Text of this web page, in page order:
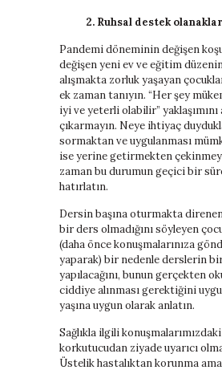
2. Ruhsal destek
Pandemi döneminin değişen
değişen yeni ev ve eğitim
alışmakta zorluk yaşayan
ek zaman tanıyın. “Her şey
iyi ve yeterli olabilir” yaklaşımını
çıkarmayın. Neye ihtiyaç
sormaktan ve uygulanması
ise yerine getirmekten
zaman bu durumun geçici bir
hatırlatın.
Dersin başına oturmakta
bir ders olmadığını söyleyen
(daha önce konuşmalarınıza
yaparak) bir nedenle derslerin
yapılacağını, bunun gerçekten
ciddiye alınması gerektiğini
yaşına uygun olarak anlatın.
Sağlıkla ilgili
korkutucudan ziyade uyarıcı
Üstelik hastalıktan korunma